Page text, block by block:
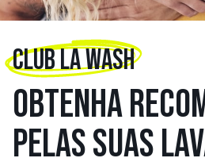
CLUB LA WASH
OBTENHA
PELAS SUAS